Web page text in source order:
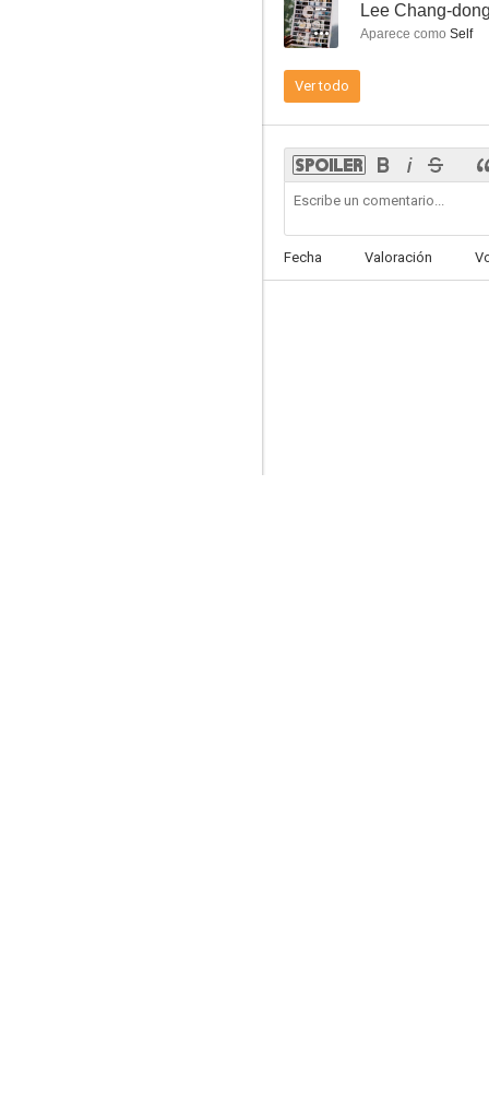
6.0
5.9
-- Lee Chang-
Aparece como Self
Ver todo
Fecha Valoración